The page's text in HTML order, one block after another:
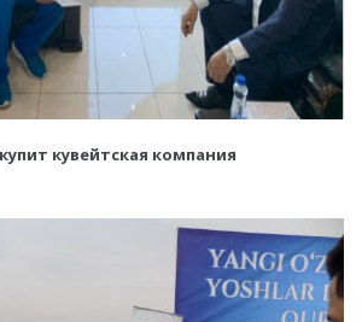
кувейтская компания